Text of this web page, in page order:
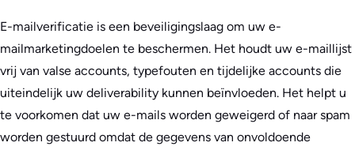
E-mailverificatie is een beveiligingslaag om uw e-
mailmarketingdoelen te beschermen. Het houdt uw e-maillijst
vrij van valse accounts, typefouten en tijdelijke accounts die
uiteindelijk uw deliverability kunnen beïnvloeden. Het helpt u
te voorkomen dat uw e-mails worden geweigerd of naar spam
worden gestuurd omdat de gegevens van onvoldoende